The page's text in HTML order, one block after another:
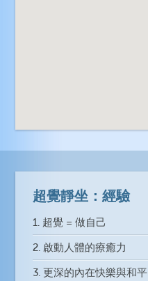
超覺靜坐：經驗
1. 超覺 = 做自己
2. 啟動人體的療癒力
3. 更深的內在快樂與和平